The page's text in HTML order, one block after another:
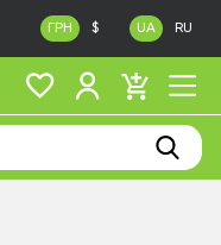
ГРН $ UA RU